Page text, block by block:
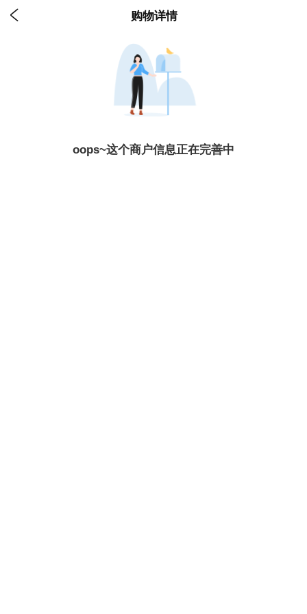
 购物详情
oops~这个商户信息正在完善中